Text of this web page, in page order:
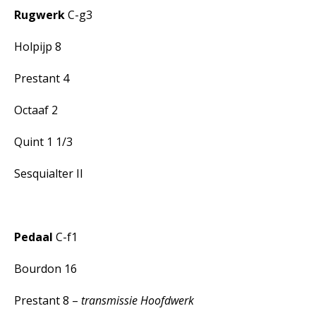
RugwerkC-g3
Holpijp 8
Prestant 4
Octaaf 2
Quint 1 1/3
Sesquialter II
Pedaal C-f1
Bourdon 16
Prestant 8 – transmissie Hoofdwerk